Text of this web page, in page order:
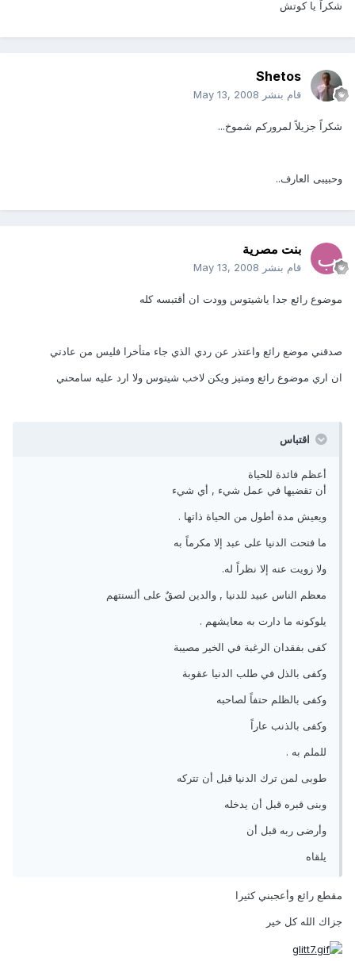
شكراً يا كوتش
Shetos
قام بنشر May 13, 2008
شكراً جزيلاً لمروركم شموخ...
وحبيبى العارف..
بنت مصرية
قام بنشر May 13, 2008
موضوع رائع جدا ياشيتوس وودت ان أقتبسه كله
صدقني موضع رائع واعتذر عن ردي الذي جاء متأخرا فليس من عادتي
ان اري موضوع رائع ومتيز ويكن لاخب شيتوس ولا ارد عليه سامحني
اقتباس
أعظم فائدة للحياة
أن تقضيها في عمل شيء , أي شيء
ويعيش مدة أطول من الحياة ذاتها .
ما فتحت الدنيا على عبد إلا مكرماً به
ولا زويت عنه إلا نظراً له.
معظم الناس عبيد للدنيا , والدين لصقٌ على ألسنتهم
يلوكونه ما دارت به معايشهم .
كفى بفقدان الرغبة في الخير مصيبة
وكفى بالذل في طلب الدنيا عقوبة
وكفى بالظلم حتفاً لصاحبه
وكفى بالذنب عاراً
للملم به .
طوبى لمن ترك الدنيا قبل أن تتركه
وبنى قبره قبل أن يدخله
وأرضى ربه قبل أن
يلقاه
مقطع رائع وأعجبني كثيرا
جزاك الله كل خير